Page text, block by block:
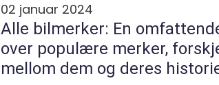
02 januar 2024
Alle bilmerker: En
over populære merker,
mellom dem og deres